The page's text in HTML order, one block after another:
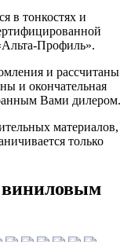
в тонкостях и
Профиль».
и рассчитаны
и окончательная
Вами дилером.
материалов,
только